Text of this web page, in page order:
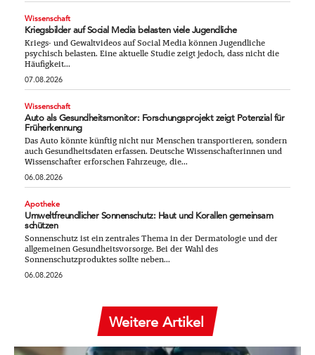
Wissenschaft
Kriegsbilder auf Social Media belasten viele Jugendliche
Kriegs- und Gewaltvideos auf Social Media können Jugendliche
psychisch belasten. Eine aktuelle Studie zeigt jedoch, dass nicht die
Häufigkeit...
07.08.2026
Wissenschaft
Auto als Gesundheitsmonitor: Forschungsprojekt zeigt Potenzial für
Früherkennung
Das Auto könnte künftig nicht nur Menschen transportieren, sondern
auch Gesundheitsdaten erfassen. Deutsche Wissenschafterinnen und
Wissenschafter erforschen Fahrzeuge, die...
06.08.2026
Apotheke
Umweltfreundlicher Sonnenschutz: Haut und Korallen gemeinsam
schützen
Sonnenschutz ist ein zentrales Thema in der Dermatologie und der
allgemeinen Gesundheitsvorsorge. Bei der Wahl des
Sonnenschutzproduktes sollte neben...
06.08.2026
Weitere Artikel